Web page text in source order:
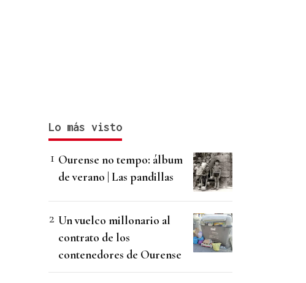
Lo más visto
Ourense no tempo: álbum
de verano | Las pandillas
Un vuelco millonario al
contrato de los
contenedores de Ourense